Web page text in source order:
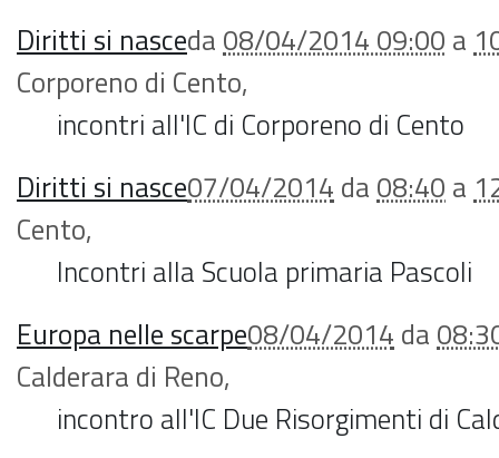
Diritti si nasceda 08/04/2014 09:00 a
Corporeno di Cento,
incontri all'IC di Corporeno di Cento
Diritti si nasce07/04/2014 da 08:40 a
Cento,
Incontri alla Scuola primaria Pascoli
Europa nelle scarpe08/04/2014 da
Calderara di Reno,
incontro all'IC Due Risorgimenti di